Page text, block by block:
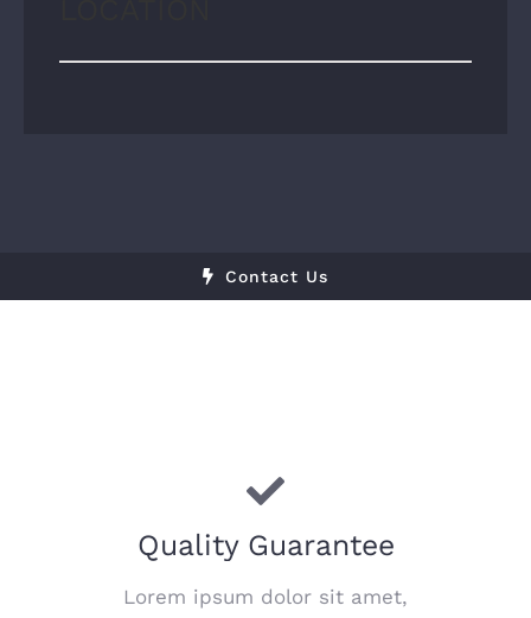
Contact Us
Quality Guarantee
Lorem ipsum dolor sit amet,